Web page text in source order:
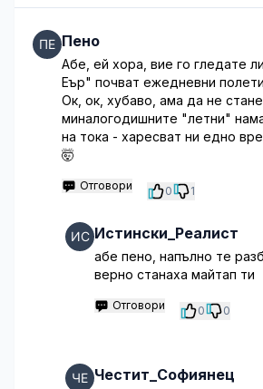
Пено
Абе, ей хора, вие го гледате
Еър" почват ежедневни
Ок, ок, хубаво, ама да не
миналогодишните "летни"
на тока - харесват ни едно
🤯
Отговори 0 1
Истински_Реалист
абе пено, напълно те
верно станаха майтап ти
Отговори 0 0
Честит_Софиянец